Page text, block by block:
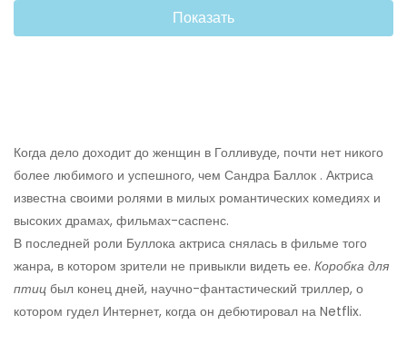
Показать
Когда дело доходит до женщин в Голливуде, почти нет никого
более любимого и успешного, чем Сандра Баллок . Актриса
известна своими ролями в милых романтических комедиях и
высоких драмах, фильмах-саспенс.
В последней роли Буллока актриса снялась в фильме того
жанра, в котором зрители не привыкли видеть ее. Коробка для
птиц был конец дней, научно-фантастический триллер, о
котором гудел Интернет, когда он дебютировал на Netflix.